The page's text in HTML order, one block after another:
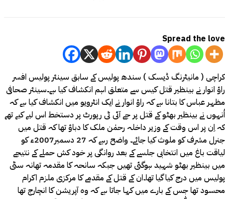
Spread the love
کراچی ( مانیٹرنگ ڈیسک ) سندھ پولیس کے سابق سینئر پولیس افسر
راؤ انوار نے بینظیر قتل کیس سے متعلق اہم انکشاف کیا ہے۔سینئر صحافی
مظہر عباس کا بتانا ہے کہ راؤ انوار نے ایک انٹرویو میں انکشاف کیا ہے کہ
اُنہوں نے بینظیر بھٹو کے قتل پر جے آئی ٹی رپورٹ پر دستخط اس لیے کیے تھے
کہ اِن پر اس وقت کے وزیر داخلہ رحمٰن ملک کا دباؤ تھا کہ قتل میں
جنرل مشرف کو ملوث کیا جائے۔ واضح رہے کہ 27 دسمبر2007ء کو
لیاقت باغ میں انتخابی جلسے کے بعد روانگی پر خود کش حملے کے نتیجے
میں بینظیر بھٹو شہید ہوگئی تھیں جبکہ سانحہ کا مقدمہ تھانہ سٹی
پولیس میں درج کیا گیا تھا۔ان کے قتل کے مقدمے کا مرکزی ملزم اکرام
محسود تھا جس کے بارے میں کہا جاتا ہے کہ وہ آپریشن کا انچارج تھا